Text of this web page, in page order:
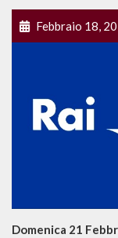
Febbraio 18,
Domenica 21